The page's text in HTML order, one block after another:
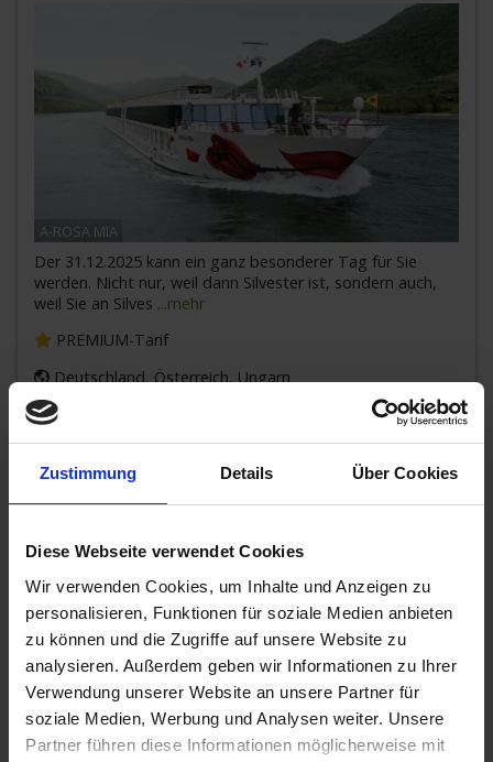
Zustimmung Details Über Cookies
Diese Webseite verwendet Cookies
Wir verwenden Cookies, um Inhalte und Anzeigen zu
personalisieren, Funktionen für soziale Medien anbieten
zu können und die Zugriffe auf unsere Website zu
analysieren. Außerdem geben wir Informationen zu Ihrer
Verwendung unserer Website an unsere Partner für
soziale Medien, Werbung und Analysen weiter. Unsere
Partner führen diese Informationen möglicherweise mit
A-ROSA MIA
Der 31.12.2025 kann ein ganz besonderer Tag für Sie
werden. Nicht nur, weil dann Silvester ist, sondern auch,
weil Sie an Silves ...mehr
PREMIUM-Tarif
Deutschland, Österreich, Ungarn
Frühbucherpreis
1.961,-
Zum Angebot
A-ROSA MIA » 7 Tage Donau
Silvesterzauber
28. DEZ 2026 BIS 04. JAN 2027 AB/BIS PASSAU